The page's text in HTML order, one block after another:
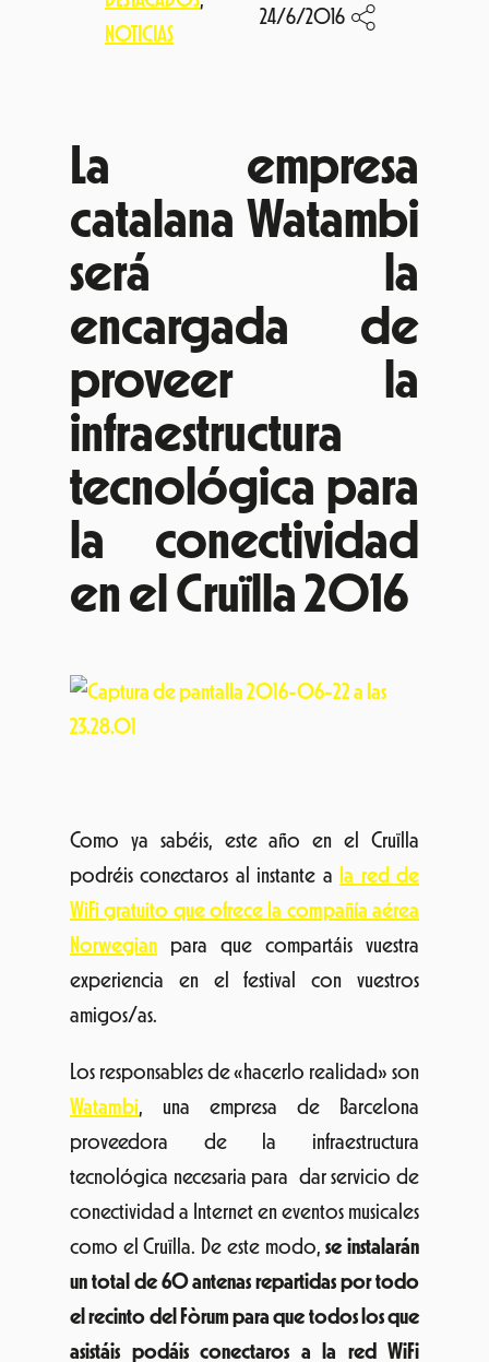
NOTICIAS
24/6/2016
La empresa
catalana Watambi
será la
encargada de
proveer la
infraestructura
tecnológica para
la conectividad
en el Cruïlla 2016
Como ya sabéis, este año en el Cruïlla
podréis conectaros al instante a la red de
WiFi gratuito que ofrece la compañía aérea
Norwegian para que compartáis vuestra
experiencia en el festival con vuestros
amigos/as.
Los responsables de «hacerlo realidad» son
Watambi, una empresa de Barcelona
proveedora de la infraestructura
tecnológica necesaria para dar servicio de
conectividad a Internet en eventos musicales
como el Cruïlla. De este modo, se instalarán
un total de 60 antenas repartidas por todo
el recinto del Fòrum para que todos los que
asistáis podáis conectaros a la red WiFi